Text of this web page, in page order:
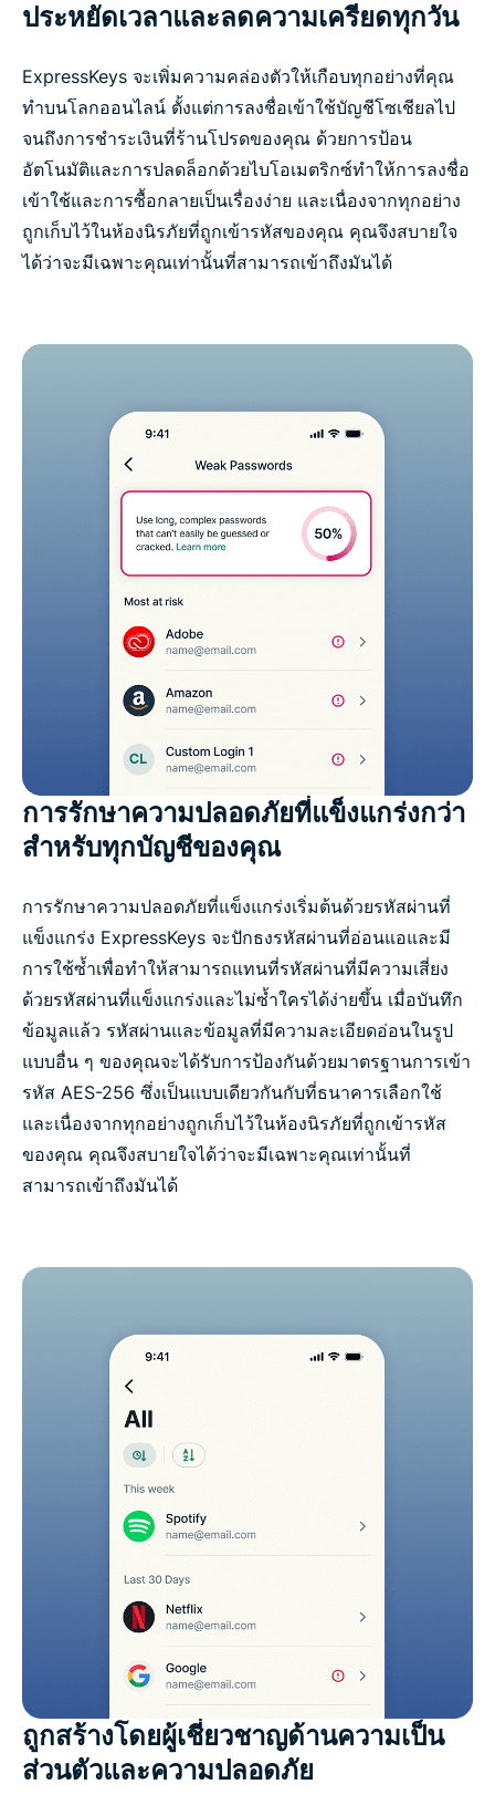
ประหยัดเวลาและลดความเครียดทุกวัน
ExpressKeys จะเพิ่มความคล่องตัวให้เกือบทุกอย่างที่คุณ
ทำบนโลกออนไลน์ ตั้งแต่การลงชื่อเข้าใช้บัญชีโซเชียลไป
จนถึงการชำระเงินที่ร้านโปรดของคุณ ด้วยการป้อน
อัตโนมัติและการปลดล็อกด้วยไบโอเมตริกซ์ทำให้การลงชื่อ
เข้าใช้และการซื้อกลายเป็นเรื่องง่าย และเนื่องจากทุกอย่าง
ถูกเก็บไว้ในห้องนิรภัยที่ถูกเข้ารหัสของคุณ คุณจึงสบายใจ
ได้ว่าจะมีเฉพาะคุณเท่านั้นที่สามารถเข้าถึงมันได้
การรักษาความปลอดภัยที่แข็งแกร่งกว่า
สำหรับทุกบัญชีของคุณ
การรักษาความปลอดภัยที่แข็งแกร่งเริ่มต้นด้วยรหัสผ่านที่
แข็งแกร่ง ExpressKeys จะปักธงรหัสผ่านที่อ่อนแอและมี
การใช้ซ้ำเพื่อทำให้สามารถแทนที่รหัสผ่านที่มีความเสี่ยง
ด้วยรหัสผ่านที่แข็งแกร่งและไม่ซ้ำใครได้ง่ายขึ้น เมื่อบันทึก
ข้อมูลแล้ว รหัสผ่านและข้อมูลที่มีความละเอียดอ่อนในรูป
แบบอื่น ๆ ของคุณจะได้รับการป้องกันด้วยมาตรฐานการเข้า
รหัส AES-256 ซึ่งเป็นแบบเดียวกันกับที่ธนาคารเลือกใช้
และเนื่องจากทุกอย่างถูกเก็บไว้ในห้องนิรภัยที่ถูกเข้ารหัส
ของคุณ คุณจึงสบายใจได้ว่าจะมีเฉพาะคุณเท่านั้นที่
สามารถเข้าถึงมันได้
ถูกสร้างโดยผู้เชี่ยวชาญด้านความเป็น
ส่วนตัวและความปลอดภัย